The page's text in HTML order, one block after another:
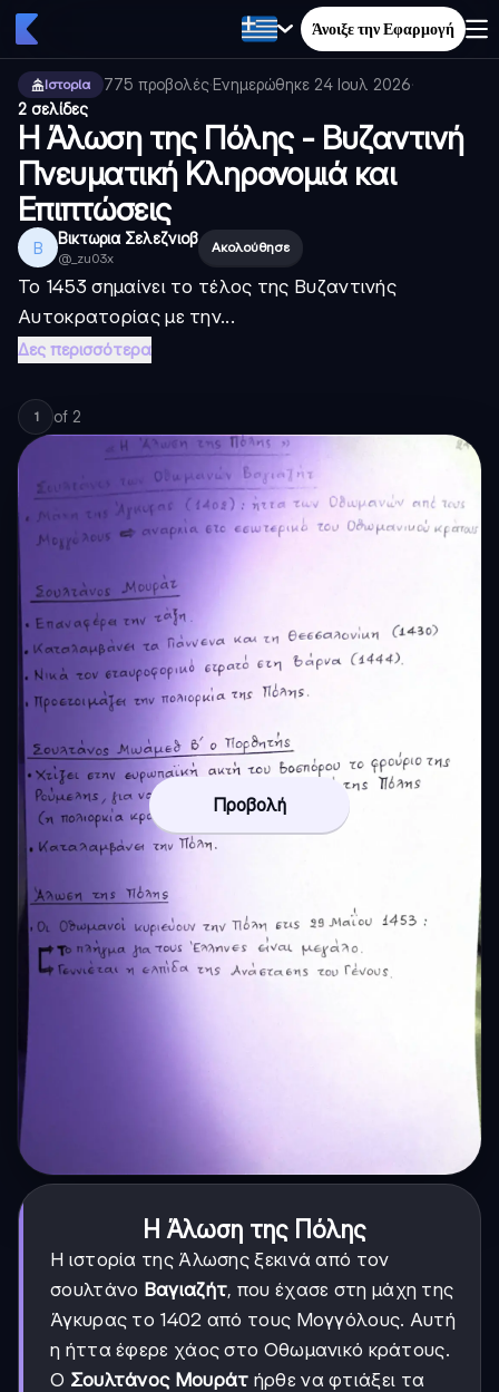
Άνοιξε την Εφαρμογή
Ιστορία 775 προβολές·Ενημερώθηκε 24 Ιουλ 2026·
2 σελίδες
Η Άλωση της Πόλης - Βυζαντινή
Πνευματική Κληρονομιά και
Επιπτώσεις
Β Βικτωρια Σελεζνιοβ
@ _zu03x
Ακολούθησε
Το 1453 σημαίνει το τέλος της Βυζαντινής
Αυτοκρατορίας με την...
Δες περισσότερα
1 of 2
Προβολή
Η Άλωση της Πόλης
Η ιστορία της Άλωσης ξεκινά από τον
σουλτάνο Βαγιαζήτ, που έχασε στη μάχη της
Άγκυρας το 1402 από τους Μογγόλους. Αυτή
η ήττα έφερε χάος στο Οθωμανικό κράτους.
Ο Σουλτάνος Μουράτ ήρθε να φτιάξει τα